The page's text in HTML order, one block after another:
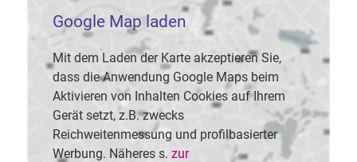
Google Map laden
Mit dem Laden der Karte akzeptieren Sie,
dass die Anwendung Google Maps beim
Aktivieren von Inhalten Cookies auf Ihrem
Gerät setzt, z.B. zwecks
Reichweitenmessung und profilbasierter
Werbung. Näheres s. zur